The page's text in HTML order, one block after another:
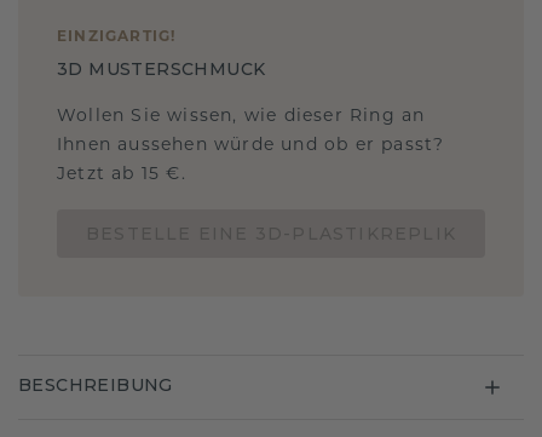
EINZIGARTIG !
3D MUSTERSCHMUCK
Wollen Sie wissen, wie dieser Ring an
Ihnen aussehen würde und ob er passt?
Jetzt ab 15 €.
BESCHREIBUNG